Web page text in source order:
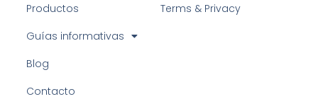
Terms & Privacy
Productos
Guías informativas
Blog
Contacto